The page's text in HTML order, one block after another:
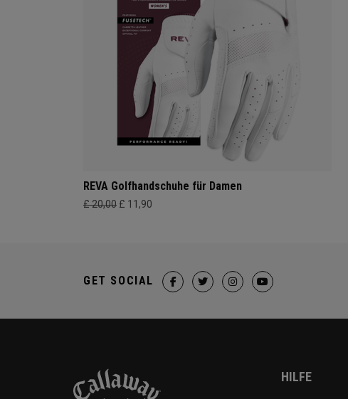
REVA Golfhandschuhe für Damen
£ 20,00 £ 11,90
GET SOCIAL
HILFE